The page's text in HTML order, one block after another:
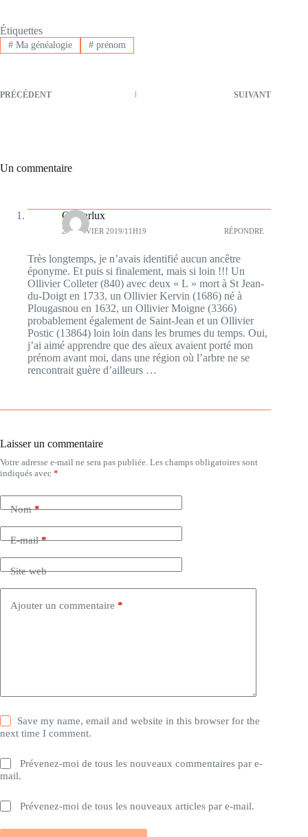
Étiquettes
#Ma généalogie #prénom
PRÉCÉDENT SUIVANT
Un commentaire
Ojycarlux
26 JANVIER 2019/11H19 RÉPONDRE
Très longtemps, je n’avais identifié aucun ancêtre
éponyme. Et puis si finalement, mais si loin !!! Un
Ollivier Colleter (840) avec deux « L » mort à St Jean-
du-Doigt en 1733, un Ollivier Kervin (1686) né à
Plougasnou en 1632, un Ollivier Moigne (3366)
probablement également de Saint-Jean et un Ollivier
Postic (13864) loin loin dans les brumes du temps. Oui,
j’ai aimé apprendre que des aïeux avaient porté mon
prénom avant moi, dans une région où l’arbre ne se
rencontrait guère d’ailleurs …
Laisser un commentaire
Votre adresse e-mail ne sera pas publiée. Les champs obligatoires sont
indiqués avec *
Nom*
E-mail*
Site web
Ajouter un commentaire *
Save my name, email and website in this browser for the
next time I comment.
Prévenez-moi de tous les nouveaux commentaires par e-
mail.
Prévenez-moi de tous les nouveaux articles par e-mail.